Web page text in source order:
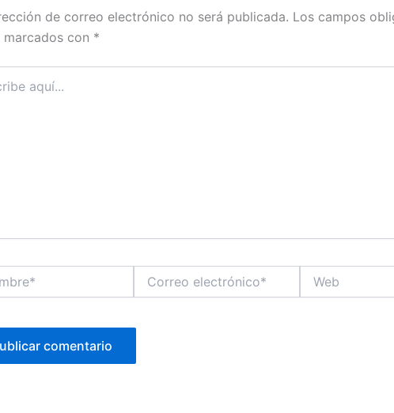
de correo electrónico no será publicada. Los campos
marcados con *
electrónico*